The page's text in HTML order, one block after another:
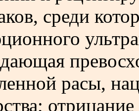
среди
расы,